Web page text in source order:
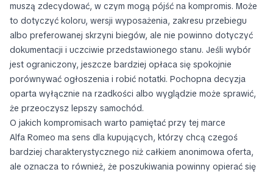
muszą zdecydować, w czym mogą pójść na kompromis. Może
to dotyczyć koloru, wersji wyposażenia, zakresu przebiegu
albo preferowanej skrzyni biegów, ale nie powinno dotyczyć
dokumentacji i uczciwie przedstawionego stanu. Jeśli wybór
jest ograniczony, jeszcze bardziej opłaca się spokojnie
porównywać ogłoszenia i robić notatki. Pochopna decyzja
oparta wyłącznie na rzadkości albo wyglądzie może sprawić,
że przeoczysz lepszy samochód.
O jakich kompromisach warto pamiętać przy tej marce
Alfa Romeo ma sens dla kupujących, którzy chcą czegoś
bardziej charakterystycznego niż całkiem anonimowa oferta,
ale oznacza to również, że poszukiwania powinny opierać się